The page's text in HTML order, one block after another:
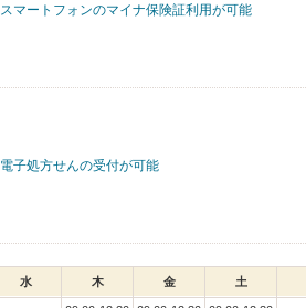
スマートフォンのマイナ保険証利用が可能
電子処方せんの受付が可能
水 木 金 土